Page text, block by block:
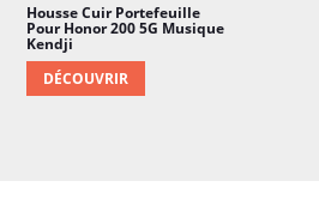
Housse Cuir Portefeuille
Pour Honor 200 5G Musique
Kendji
DÉCOUVRIR